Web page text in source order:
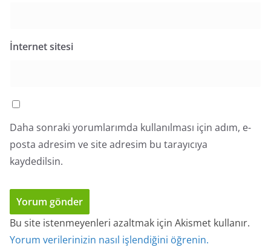
İnternet sitesi
Daha sonraki yorumlarımda kullanılması için adım, e-
posta adresim ve site adresim bu tarayıcıya
kaydedilsin.
Bu site istenmeyenleri azaltmak için Akismet kullanır.
Yorum verilerinizin nasıl işlendiğini öğrenin.